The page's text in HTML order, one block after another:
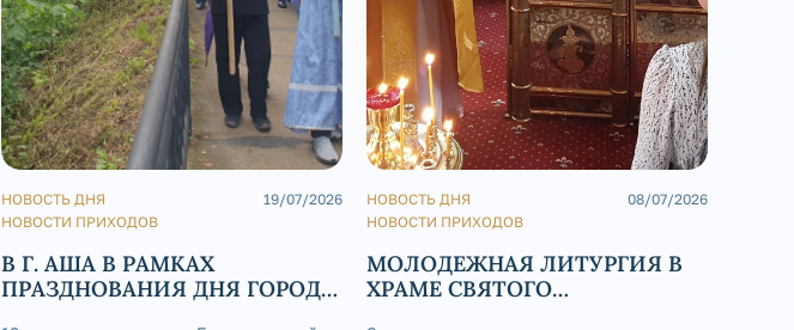
НОВОСТЬ ДНЯ
НОВОСТИ ПРИХОДОВ
19/07/2026
В Г. АША В РАМКАХ
ПРАЗДНОВАНИЯ ДНЯ ГОРОДА
НОВОСТЬ ДНЯ
НОВОСТИ ПРИХОДОВ
08/07/2026
МОЛОДЕЖНАЯ ЛИТУРГИЯ В
ХРАМЕ СВЯТОГО